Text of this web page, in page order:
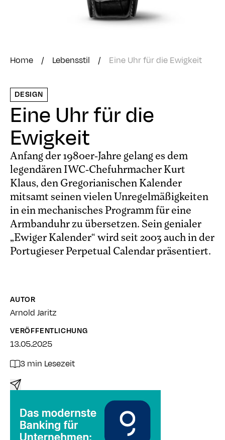
Home / Lebensstil / Eine Uhr für die Ewigkeit
DESIGN
Eine Uhr für die
Ewigkeit
Anfang der 1980er-Jahre gelang es dem
legendären IWC-Chefuhrmacher Kurt
Klaus, den Gregorianischen Kalender
mitsamt seinen vielen Unregelmäßigkeiten
in ein mechanisches Programm für eine
Armbanduhr zu übersetzen. Sein genialer
„Ewiger Kalender“ wird seit 2003 auch in der
Portugieser Perpetual Calendar präsentiert.
AUTOR
Arnold Jaritz
VERÖFFENTLICHUNG
13.05.2025
3 min Lesezeit